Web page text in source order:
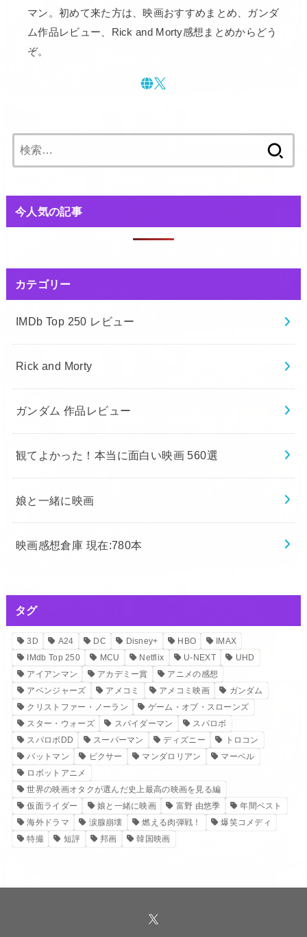
マン。初めて来た方は、映画おすすめまとめ、ガンダ
ム作品レビュー、Rick and Morty感想まとめからどう
ぞ。
索:
今人気の記事
カテゴリー
IMDb Top 250 レビュー
Rick and Morty
ガンダム 作品レビュー
観てよかった！本当に面白い映画 560選
娘と一緒に映画
映画感想倉庫 現在:780本
タグ
3D A24 DC Disney+ HBO
IMAX
IMdb Top 250
MCU Netflix U-NEXT
UHD
アイアンマン
アカデミー賞
アニメの感想
アベンジャーズ
アメコミ アメコミ映画
ガンダム
クリストファー・ノーラン
ゲーム・オブ・スローンズ
スター・ウォーズ
スパイダーマン
スパロボ
スパロボDD
スーパーマン ディズニー
トロコン
バットマン
ピクサー マンダロリアン
マーベル
ロボットアニメ
世界の映画オタクが選んだ史上最高の映画を見る編
仮面ライダー
娘と一緒に映画 富野 由悠季
年間ベスト
海外ドラマ
涙腺崩壊 燃える肉弾戦！
爆笑コメディ
特撮
短評 邦画 韓国映画